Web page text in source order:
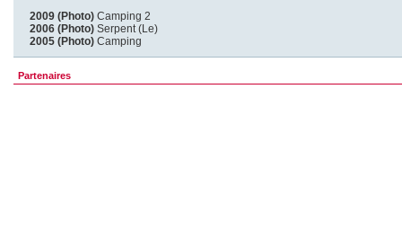
2009 (Photo) Camping 2
2006 (Photo) Serpent (Le)
2005 (Photo) Camping
Partenaires